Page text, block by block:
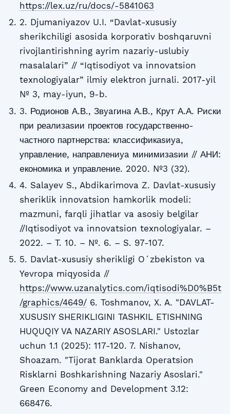
https://lex.uz/ru/docs/-5841063
2. Djumaniyazov U.I. “Davlat-xususiy
sherikchiligi asosida korporativ boshqaruvni
rivojlantirishning ayrim nazariy-uslubiy
masalalari” // “Iqtisodiyot va innovatsion
texnologiyalar” ilmiy elektron jurnali. 2017-yil
№ 3, may-iyun, 9-b.
3. Родионов А.В., Звyaгина А.В., Крут А.А. Риски
при реализаsии проектов государственно-
частного партнерства: классификаsиya,
управление, направлениya минимизаsии // АНИ:
eкономика и управление. 2020. №3 (32).
4. Salayev S., Abdikarimova Z. Davlat-xususiy
sheriklik innovatsion hamkorlik modeli:
mazmuni, farqli jihatlar va asosiy belgilar
//Iqtisodiyot va innovatsion texnologiyalar. –
2022. – T. 10. – №. 6. – S. 97-107.
5. Davlat-xususiy sherikligi Oʻzbekiston va
Yevropa miqyosida //
https://www.uzanalytics.com/iqtisodi%D0%B5t
/graphics/4649/6. Toshmanov, X. A. "DAVLAT-
XUSUSIY SHERIKLIGINI TASHKIL ETISHNING
HUQUQIY VA NAZARIY ASOSLARI." Ustozlar
uchun 1.1 (2025): 117-120. 7. Nishanov,
Shoazam. "Tijorat Banklarda Operatsion
Risklarni Boshkarishning Nazariy Asoslari."
Green Economy and Development 3.12:
668476.